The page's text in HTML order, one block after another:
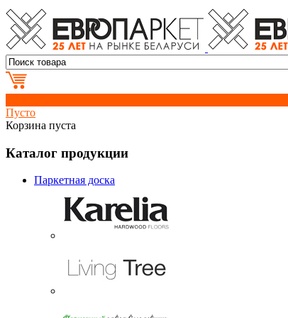
Пусто
Корзина пуста
Каталог продукции
Паркетная доска